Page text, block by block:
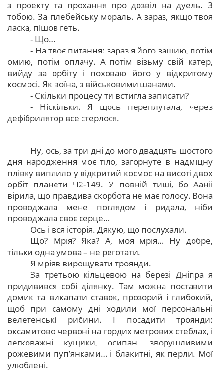
з проекту та прохання про дозвіл на дуель. З
тобою. За плебейську мораль. А зараз, якщо твоя
ласка, пішов геть.
- Що…
- На твоє питання: зараз я його зашию, потім
омию, потім оплачу. А потім візьму свій катер,
вийду за орбіту і поховаю його у відкритому
космосі. Як воїна, з військовими шанами.
- Скільки процесу ти встигла записати?
- Ніскільки. Я щось переплутала, через
дефібрилятор все стерлося.
Ну, ось, за три дні до мого двадцять шостого
дня народження моє тіло, загорнуте в надміцну
плівку виплило у відкритий космос на висоті двох
орбіт планети Ч2-149. У повній тиші, бо Ааніі
вірила, що правдива скорбота не має голосу. Вона
проводжала мене поглядом і ридала, ніби
проводжала своє серце…
Ось і вся історія. Дякую, що послухали.
Що? Мрія? Яка? А, моя мрія… Ну добре,
тільки одна умова – не реготати.
Я мріяв вирощувати троянди.
За третьою кільцевою на березі Дніпра я
придивився собі ділянку. Там можна поставити
домик та викапати ставок, прозорий і глибокий,
щоб при самому дні ходили мої персональні
велетенські рибини. І посадити троянди:
оксамитово червоні на гордих метрових стеблах, і
легковажні кущики, осипані зворушливими
рожевими пуп’янками… і блакитні, як перли. Мої
улюблені.